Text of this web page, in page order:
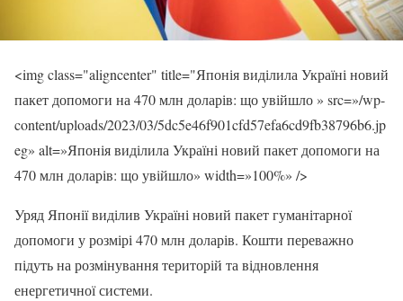
<img class="aligncenter" title="Японія виділила Україні новий
пакет допомоги на 470 млн доларів: що увійшло » src=»/wp-
content/uploads/2023/03/5dc5e46f901cfd57efa6cd9fb38796b6.jp
eg» alt=»Японія виділила Україні новий пакет допомоги на
470 млн доларів: що увійшло» width=»100%» />
Уряд Японії виділив Україні новий пакет гуманітарної
допомоги у розмірі 470 млн доларів. Кошти переважно
підуть на розмінування територій та відновлення
енергетичної системи.